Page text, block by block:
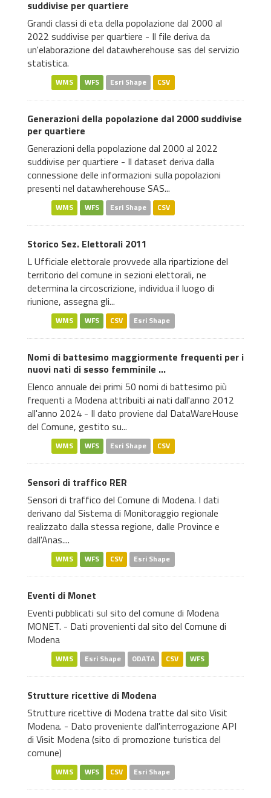
suddivise per quartiere
Grandi classi di eta della popolazione dal 2000 al
2022 suddivise per quartiere - Il file deriva da
un'elaborazione del datawherehouse sas del servizio
statistica.
WMS WFS Esri Shape CSV
Generazioni della popolazione dal 2000 suddivise
per quartiere
Generazioni della popolazione dal 2000 al 2022
suddivise per quartiere - Il dataset deriva dalla
connessione delle informazioni sulla popolazioni
presenti nel datawherehouse SAS...
WMS WFS Esri Shape CSV
Storico Sez. Elettorali 2011
L Ufficiale elettorale provvede alla ripartizione del
territorio del comune in sezioni elettorali, ne
determina la circoscrizione, individua il luogo di
riunione, assegna gli...
WMS WFS CSV Esri Shape
Nomi di battesimo maggiormente frequenti per i
nuovi nati di sesso femminile ...
Elenco annuale dei primi 50 nomi di battesimo più
frequenti a Modena attribuiti ai nati dall'anno 2012
all'anno 2024 - Il dato proviene dal DataWareHouse
del Comune, gestito su...
WMS WFS Esri Shape CSV
Sensori di traffico RER
Sensori di traffico del Comune di Modena. I dati
derivano dal Sistema di Monitoraggio regionale
realizzato dalla stessa regione, dalle Province e
dall'Anas....
WMS WFS CSV Esri Shape
Eventi di Monet
Eventi pubblicati sul sito del comune di Modena
MONET. - Dati provenienti dal sito del Comune di
Modena
WMS Esri Shape ODATA CSV WFS
Strutture ricettive di Modena
Strutture ricettive di Modena tratte dal sito Visit
Modena. - Dato proveniente dall'interrogazione API
di Visit Modena (sito di promozione turistica del
comune)
WMS WFS CSV Esri Shape